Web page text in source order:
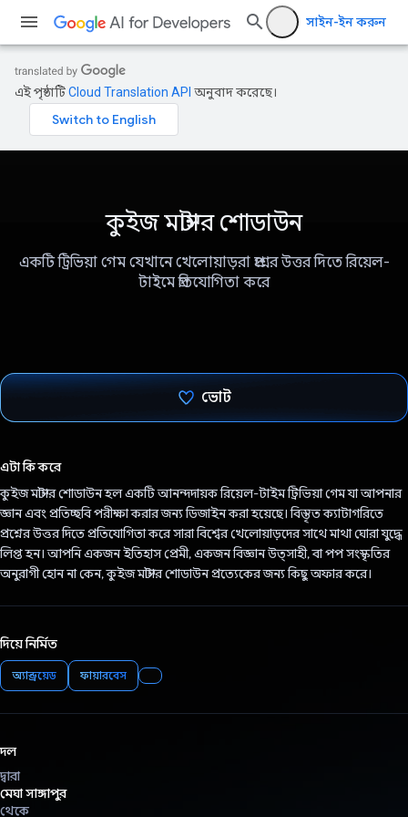
সাইন-ইন করুন
এই পৃষ্ঠাটিCloud Translation API অনুবাদ করেছে।
কুইজ মাস্টার শোডাউন
একটি ট্রিভিয়া গেম যেখানে খেলোয়াড়রা প্রশ্নের উত্তর দিতে রিয়েল-
টাইমে প্রতিযোগিতা করে
ভোট
এটা কি করে
কুইজ মাস্টার শোডাউন হল একটি আনন্দদায়ক রিয়েল-টাইম ট্রিভিয়া গেম যা আপনার
জ্ঞান এবং প্রতিচ্ছবি পরীক্ষা করার জন্য ডিজাইন করা হয়েছে। বিস্তৃত ক্যাটাগরিতে
প্রশ্নের উত্তর দিতে প্রতিযোগিতা করে সারা বিশ্বের খেলোয়াড়দের সাথে মাথা ঘোরা যুদ্ধে
লিপ্ত হন। আপনি একজন ইতিহাস প্রেমী, একজন বিজ্ঞান উত্সাহী, বা পপ সংস্কৃতির
অনুরাগী হোন না কেন, কুইজ মাস্টার শোডাউন প্রত্যেকের জন্য কিছু অফার করে।
দিয়ে নির্মিত
অ্যান্ড্রয়েড ফায়ারবেস
দল
দ্বারা
মেঘা সাঙ্গাপুর
থেকে